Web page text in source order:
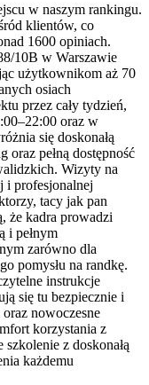
w naszym rankingu.
klientów, co
1600 opiniach.
10B w Warszawie
użytkownikom aż 70
osiach
przez cały tydzień,
oraz w
się doskonałą
oraz pełną dostępność
Wizyty na
i profesjonalnej
tacy jak pan
że kadra prowadzi
i pełnym
zarówno dla
pomysłu na randkę.
instrukcje
się tu bezpiecznie i
nowoczesne
korzystania z
szkolenie z doskonałą
każdemu